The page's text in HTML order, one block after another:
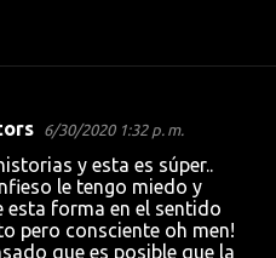
6/30/2020 1:32 p. m.
y esta es súper..
le tengo miedo y
esta forma en el sentido
pero consciente oh men!
que es posible que la